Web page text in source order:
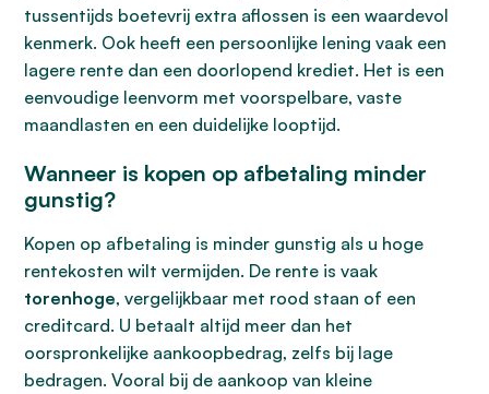
tussentijds boetevrij extra aflossen is een waardevol
kenmerk. Ook heeft een persoonlijke lening vaak een
lagere rente dan een doorlopend krediet. Het is een
eenvoudige leenvorm met voorspelbare, vaste
maandlasten en een duidelijke looptijd.
Wanneer is kopen op afbetaling minder
gunstig?
Kopen op afbetaling is minder gunstig als u hoge
rentekosten wilt vermijden. De rente is vaak
torenhoge, vergelijkbaar met rood staan of een
creditcard. U betaalt altijd meer dan het
oorspronkelijke aankoopbedrag, zelfs bij lage
bedragen. Vooral bij de aankoop van kleine